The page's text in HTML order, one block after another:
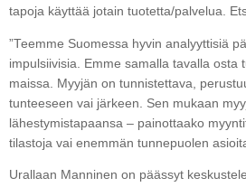
tapoja käyttää jotain tuotetta/palvelua.
”Teemme Suomessa hyvin analyyttisiä
impulsiivisia. Emme samalla tavalla osta
maissa. Myyjän on tunnistettava,
tunteeseen vai järkeen. Sen mukaan
lähestymistapaansa – painottaako
tilastoja vai enemmän tunnepuolen
Urallaan Manninen on päässyt